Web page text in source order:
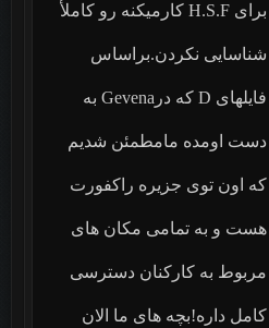
برای ‏H.S.F‏ کارمیکنه رو کاملأ
شناسایی نکردن.براساس
فایلهای ‏D‏ که درGevena‏ به
دست اومده مامطمئن شدیم
که اون توی جزیره راکفورت
هست و به تمامی مکان های
مربوط به کارکنان دسترسی
کامل داره!بچه های ما الان